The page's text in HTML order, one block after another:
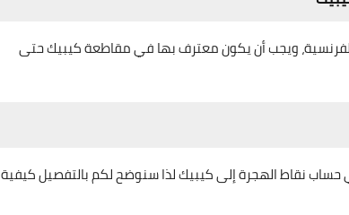
الفرنسية، ويجب أن يكون معترف بها في مقاطعة كيبيك حتى
نقاط الهجرة إلى كيبيك لذا سنوضح لكم بالتفصيل كيفية